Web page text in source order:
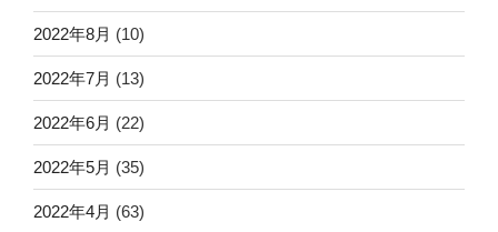
2022年8月 (10)
2022年7月 (13)
2022年6月 (22)
2022年5月 (35)
2022年4月 (63)